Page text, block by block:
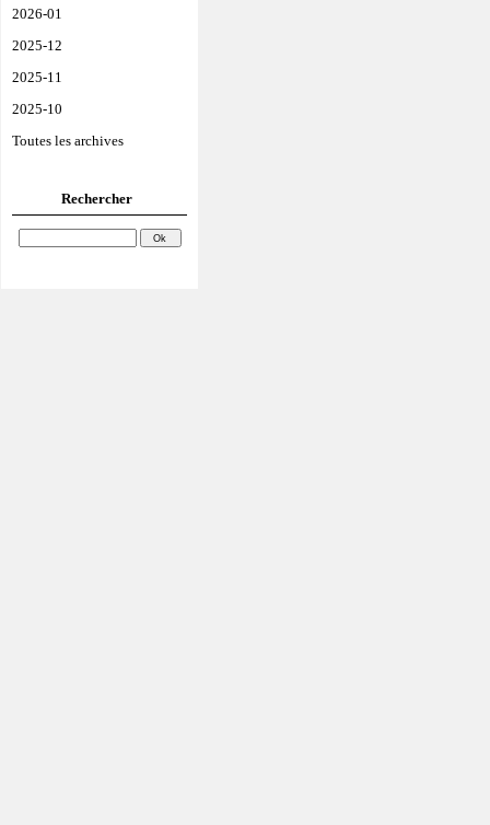
2026-01
2025-12
2025-11
2025-10
Toutes les archives
Rechercher